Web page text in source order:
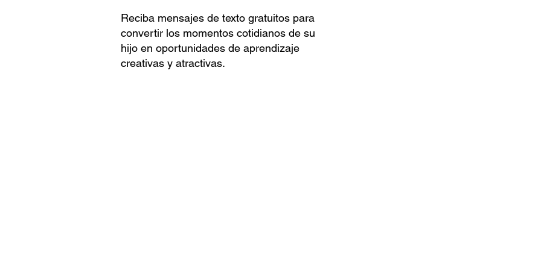
Reciba mensajes de texto gratuitos para
convertir los momentos cotidianos de su
hijo en oportunidades de aprendizaje
creativas y atractivas.